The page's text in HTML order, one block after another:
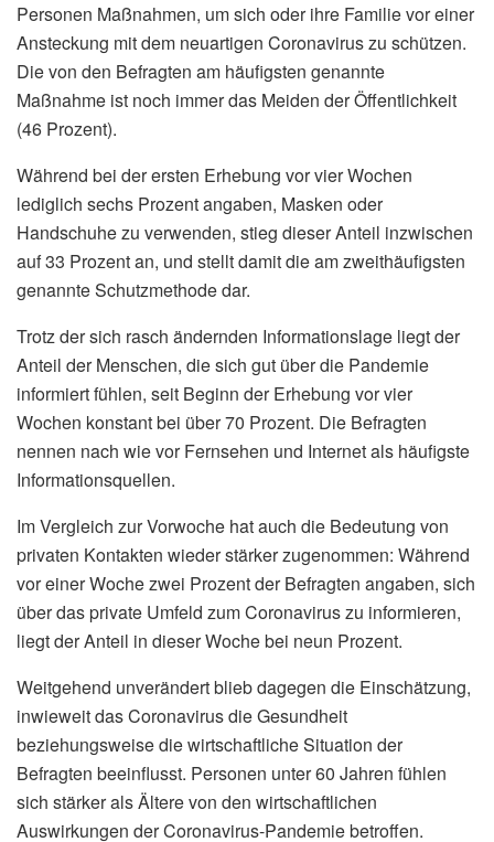
Personen Maßnahmen, um sich oder ihre Familie vor einer
Ansteckung mit dem neuartigen Coronavirus zu schützen.
Die von den Befragten am häufigsten genannte
Maßnahme ist noch immer das Meiden der Öffentlichkeit
(46 Prozent).
Während bei der ersten Erhebung vor vier Wochen
lediglich sechs Prozent angaben, Masken oder
Handschuhe zu verwenden, stieg dieser Anteil inzwischen
auf 33 Prozent an, und stellt damit die am zweithäufigsten
genannte Schutzmethode dar.
Trotz der sich rasch ändernden Informationslage liegt der
Anteil der Menschen, die sich gut über die Pandemie
informiert fühlen, seit Beginn der Erhebung vor vier
Wochen konstant bei über 70 Prozent. Die Befragten
nennen nach wie vor Fernsehen und Internet als häufigste
Informationsquellen.
Im Vergleich zur Vorwoche hat auch die Bedeutung von
privaten Kontakten wieder stärker zugenommen: Während
vor einer Woche zwei Prozent der Befragten angaben, sich
über das private Umfeld zum Coronavirus zu informieren,
liegt der Anteil in dieser Woche bei neun Prozent.
Weitgehend unverändert blieb dagegen die Einschätzung,
inwieweit das Coronavirus die Gesundheit
beziehungsweise die wirtschaftliche Situation der
Befragten beeinflusst. Personen unter 60 Jahren fühlen
sich stärker als Ältere von den wirtschaftlichen
Auswirkungen der Coronavirus-Pandemie betroffen.